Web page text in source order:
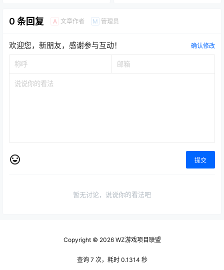
0 条回复 A 文章作者 M 管理员
欢迎您，新朋友，感谢参与互动！ 确认修改
提交
暂无讨论，说说你的看法吧
Copyright © 2026WZ游戏项目联盟
查询 7 次，耗时 0.1314 秒